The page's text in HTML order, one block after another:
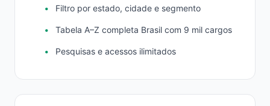
Filtro por estado, cidade e segmento
Tabela A–Z completa Brasil com 9 mil cargos
Pesquisas e acessos ilimitados